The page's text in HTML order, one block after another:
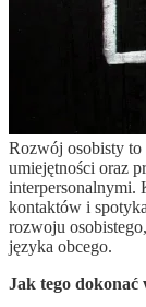
Rozwój osobisty to
umiejętności oraz
interpersonalnymi.
kontaktów i
rozwoju
języka obcego.
Jak tego dokonać